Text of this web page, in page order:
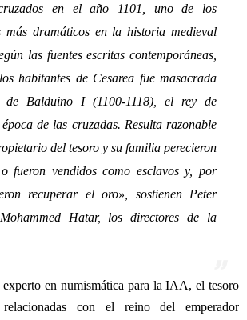
en el año 1101, uno de los
más dramáticos en la historia medieval
las fuentes escritas contemporáneas,
habitantes de Cesarea fue masacrada
Balduino I (1100-1118), el rey de
de las cruzadas. Resulta razonable
del tesoro y su familia perecieron
fueron vendidos como esclavos y, por
recuperar el oro», sostienen Peter
Hatar, los directores de la
en numismática para la IAA, el tesoro
relacionadas con el reino del emperador